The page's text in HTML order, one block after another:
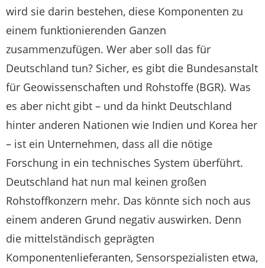
wird sie darin bestehen, diese Komponenten zu
einem funktionierenden Ganzen
zusammenzufügen. Wer aber soll das für
Deutschland tun? Sicher, es gibt die Bundesanstalt
für Geowissenschaften und Rohstoffe (BGR). Was
es aber nicht gibt – und da hinkt Deutschland
hinter anderen Nationen wie Indien und Korea her
– ist ein Unternehmen, dass all die nötige
Forschung in ein technisches System überführt.
Deutschland hat nun mal keinen großen
Rohstoffkonzern mehr. Das könnte sich noch aus
einem anderen Grund negativ auswirken. Denn
die mittelständisch geprägten
Komponentenlieferanten, Sensorspezialisten etwa,